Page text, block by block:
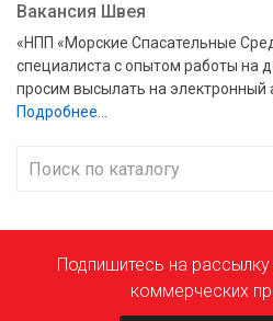
Вакансия Швея
«НПП «Морские Спасательные
специалиста с опытом работы на
просим высылать на электронный
Подробнее…
Подпишитесь на
коммерческих